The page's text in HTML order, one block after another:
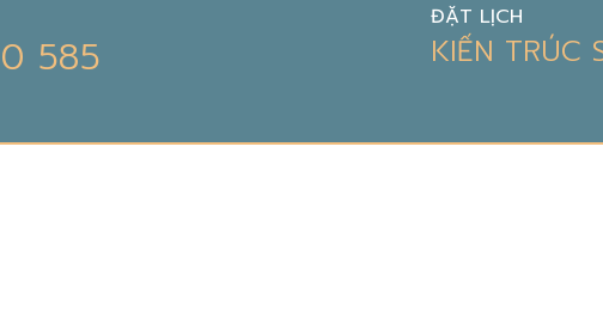
585
ĐẶT LỊCH
KIẾN TRÚC